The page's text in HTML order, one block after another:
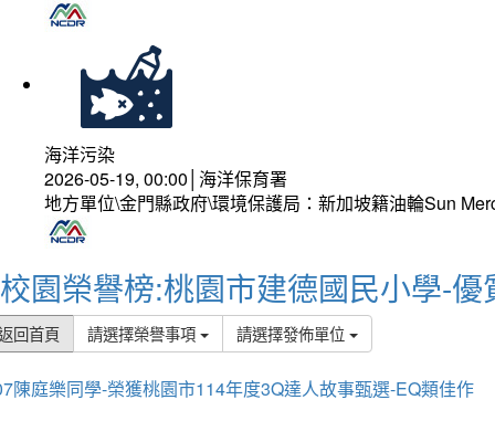
海洋污染
2026-05-19, 00:00│海洋保育署
地方單位\金門縣政府\環境保護局：新加坡籍油輪Sun
校園榮譽榜:桃園市建德國民小學-優
回首頁 請選擇榮譽事項 請選擇發佈單位
陳庭樂同學-榮獲桃園市114年度3Q達人故事甄選-EQ類佳作